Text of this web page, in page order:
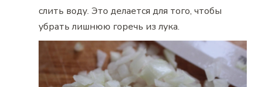
слить воду. Это делается для того, чтобы
убрать лишнюю горечь из лука.